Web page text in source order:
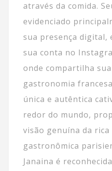
através da comida.
evidenciado
sua presença digital,
sua conta no
onde compartilha
gastronomia
única e autêntica
redor do mundo,
visão genuína da
gastronômica
Janaina é